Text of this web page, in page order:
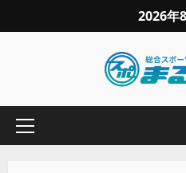
2026年